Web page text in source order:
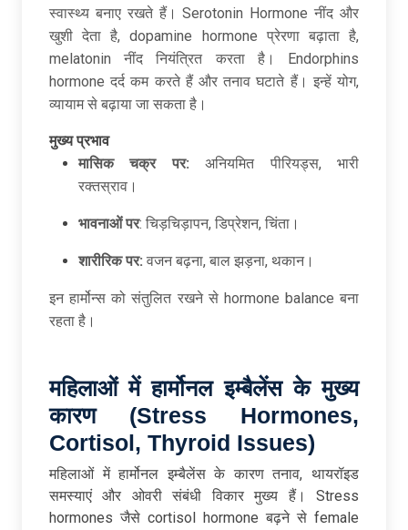
स्वास्थ्य बनाए रखते हैं। Serotonin Hormone नींद और
खुशी देता है, dopamine hormone प्रेरणा बढ़ाता है,
melatonin नींद नियंत्रित करता है। Endorphins
hormone दर्द कम करते हैं और तनाव घटाते हैं। इन्हें योग,
व्यायाम से बढ़ाया जा सकता है।
मुख्य प्रभाव
मासिक चक्र पर: अनियमित पीरियड्स, भारी
रक्तस्राव।
भावनाओं पर: चिड़चिड़ापन, डिप्रेशन, चिंता।
शारीरिक पर: वजन बढ़ना, बाल झड़ना, थकान।
इन हार्मोन्स को संतुलित रखने से hormone balance बना
रहता है।
महिलाओंमेंहार्मोनलइम्बैलेंसकेमुख्य
कारण (Stress Hormones,
Cortisol, Thyroid Issues)
महिलाओं में हार्मोनल इम्बैलेंस के कारण तनाव, थायरॉइड
समस्याएं और ओवरी संबंधी विकार मुख्य हैं। Stress
hormones जैसे cortisol hormone बढ़ने से female